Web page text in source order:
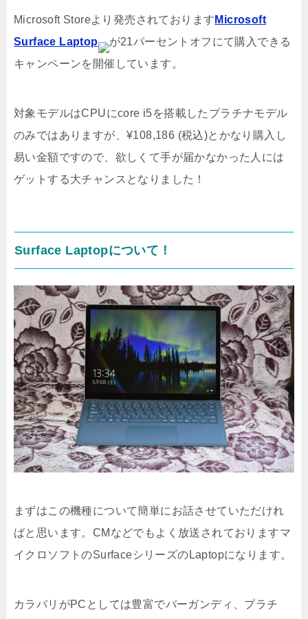
Microsoft Storeより発売されております Microsoft
Surface Laptop
が21パーセントオフにて購入できる
キャンペーンを開催しています。
対象モデルはCPUにcore i5を搭載したプラチナモデル
のみではありますが、¥108,186 (税込)とかなり購入し
易い金額ですので、欲しくて手が届かなかった人には
ゲットする大チャンスとなりました！
Surface Laptopについて！
まずはこの機種について簡単にお話させていただけれ
ばと思います。CMなどでもよく放送されておりますマ
イクロソフトのSurfaceシリーズのLaptopになります。
カラバリがPCとしては豊富でバーガンディ、プラチ